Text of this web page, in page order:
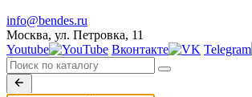
info@bendes.ru
Москва, ул. Петровка, 11
Youtube
Вконтакте Telegram